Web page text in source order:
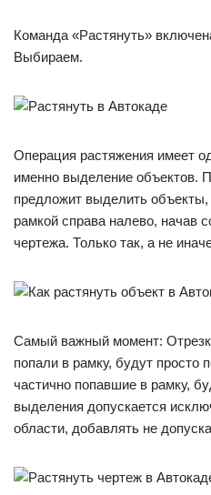
Команда «Растянуть»
Выбираем.
Операция растяжения имеет
именно выделение объектов.
предложит выделить
рамкой справа налево, начав
чертежа. Только так, а не
Самый важный момент:
попали в рамку, будут просто
частично попавшие в рамку,
выделения допускается
области, добавлять не